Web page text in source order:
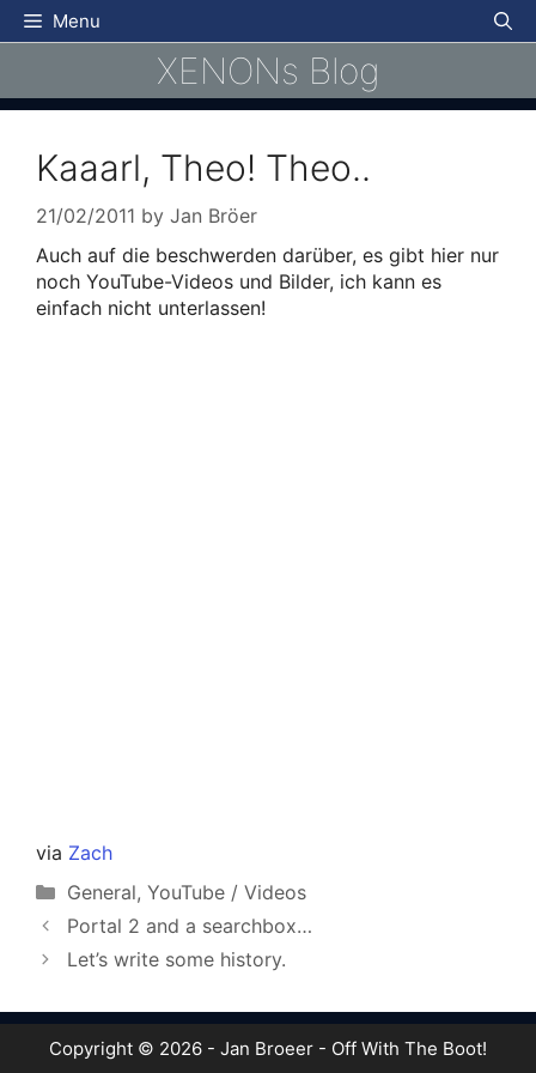
Skip
to
Menu
XENONs Blog
Kaaarl, Theo! Theo..
21/02/2011 by Jan Bröer
Auch auf die beschwerden darüber, es gibt hier nur
noch YouTube-Videos und Bilder, ich kann es
einfach nicht unterlassen!
via Zach
Categories
General, YouTube / Videos
Portal 2 and a searchbox…
Let’s write some history.
Copyright © 2026 - Jan Broeer - Off With The Boot!